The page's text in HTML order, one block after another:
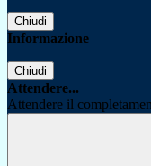
Chiudi
Informazione
Chiudi
Attendere...
Attendere il